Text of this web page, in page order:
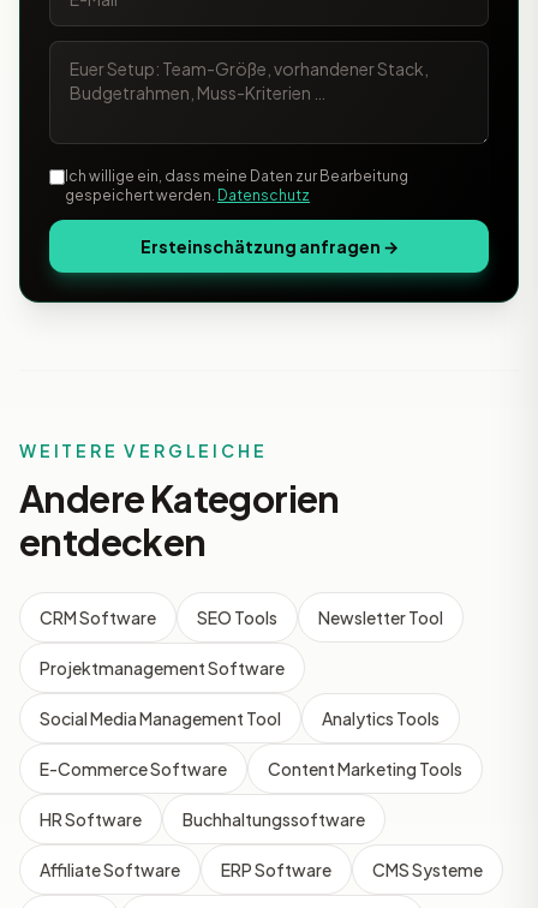
Ich willige ein, dass meine Daten zur Bearbeitung
gespeichert werden. Datenschutz
Ersteinschätzung anfragen →
WEITERE VERGLEICHE
Andere Kategorien
entdecken
CRM Software SEO Tools Newsletter Tool
Projektmanagement Software
Social Media Management Tool Analytics Tools
E-Commerce Software Content Marketing Tools
HR Software Buchhaltungssoftware
Affiliate Software ERP Software CMS Systeme